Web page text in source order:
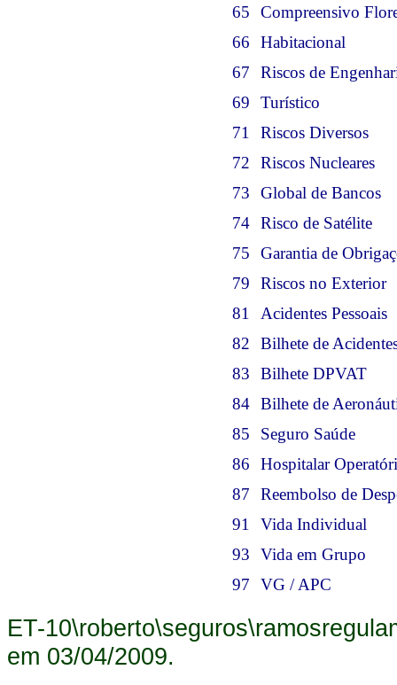
65
Compreensivo
66
Habitacional
67
Riscos de
69
Turístico
71
Riscos Diversos
72
Riscos Nucleares
73
Global de Bancos
74 Risco de Satélite
75
Garantia de
79
Riscos no Exterior
81
Acidentes Pessoais
82
Bilhete de
83
Bilhete DPVAT
84 Bilhete de
85
Seguro Saúde
86
Hospitalar
87
Reembolso de
91
Vida Individual
93
Vida em Grupo
97
VG / APC
ET-
em 03/04/2009.